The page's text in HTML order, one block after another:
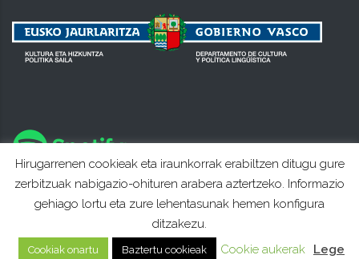
Hirugarrenen cookieak eta iraunkorrak erabiltzen ditugu gure
zerbitzuak nabigazio-ohituren arabera aztertzeko. Informazio
gehiago lortu eta zure lehentasunak hemen konfigura
ditzakezu.
Cookiak onartu Baztertu cookieak Cookie aukerak Lege